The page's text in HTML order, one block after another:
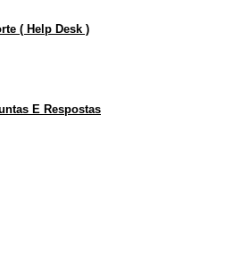
( Help Desk )
E Respostas